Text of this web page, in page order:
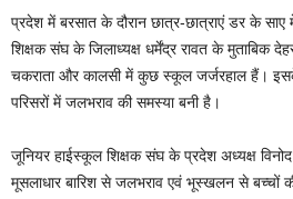
प्रदेश में बरसात के दौरान छात्र-छात्राएं डर के
शिक्षक संघ के जिलाध्यक्ष धर्मेंद्र रावत के मुताबिक
चकराता और कालसी में कुछ स्कूल जर्जरहाल हैं।
परिसरों में जलभराव की समस्या बनी है।
जूनियर हाईस्कूल शिक्षक संघ के प्रदेश अध्यक्ष
मूसलाधार बारिश से जलभराव एवं भूस्खलन से बच्चों